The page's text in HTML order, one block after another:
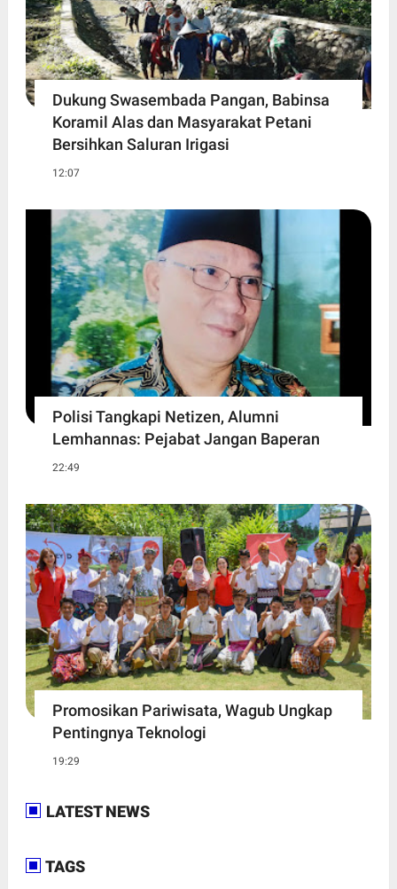
Dukung Swasembada Pangan, Babinsa
Koramil Alas dan Masyarakat Petani
Bersihkan Saluran Irigasi
12:07
Polisi Tangkapi Netizen, Alumni
Lemhannas: Pejabat Jangan Baperan
22:49
Promosikan Pariwisata, Wagub Ungkap
Pentingnya Teknologi
19:29
LATEST NEWS
TAGS